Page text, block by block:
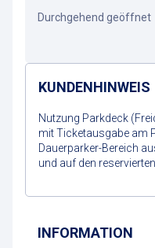
Durchgehend geöffnet
KUNDENHINWEIS
Nutzung Parkdeck
mit Ticketausgabe am
Dauerparker-Bereich
und auf den
INFORMATION